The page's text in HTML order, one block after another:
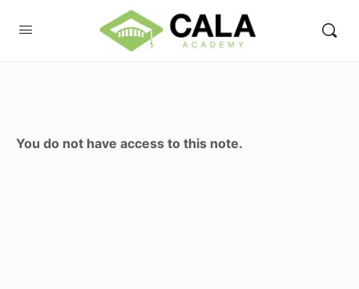
You do not have access to this note.